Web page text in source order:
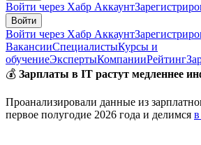
Войти через Хабр Аккаунт
Войти
Войти через Хабр Аккаунт
ВакансииСпециалистыКурсы и
обучениеЭкспертыКомпанииРейтинг
💰 Зарплаты в IT растут медленнее
Проанализировали данные из
первое полугодие 2026 года и делимся